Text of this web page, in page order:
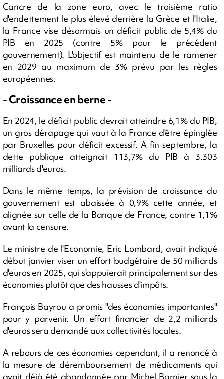
Cancre de la zone euro, avec le troisième ratio
d'endettement le plus élevé derrière la Grèce et l'Italie,
la France vise désormais un déficit public de 5,4% du
PIB en 2025 (contre 5% pour le précédent
gouvernement). L'objectif est maintenu de le ramener
en 2029 au maximum de 3% prévu par les règles
européennes.
- Croissance en berne -
En 2024, le déficit public devrait atteindre 6,1% du PIB,
un gros dérapage qui vaut à la France d'être épinglée
par Bruxelles pour déficit excessif. A fin septembre, la
dette publique atteignait 113,7% du PIB à 3.303
milliards d'euros.
Dans le même temps, la prévision de croissance du
gouvernement est abaissée à 0,9% cette année, et
alignée sur celle de la Banque de France, contre 1,1%
avant la censure.
Le ministre de l'Economie, Eric Lombard, avait indiqué
début janvier viser un effort budgétaire de 50 milliards
d'euros en 2025, qui s'appuierait principalement sur des
économies plutôt que des hausses d'impôts.
François Bayrou a promis "des économies importantes"
pour y parvenir. Un effort financier de 2,2 milliards
d'euros sera demandé aux collectivités locales.
A rebours de ces économies cependant, il a renoncé à
la mesure de déremboursement de médicaments qui
avait déjà été abandonnée par Michel Barnier sous la